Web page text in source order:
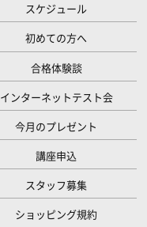
スケジュール
初めての方へ
合格体験談
インターネットテスト会
今月のプレゼント
講座申込
スタッフ募集
ショッピング規約